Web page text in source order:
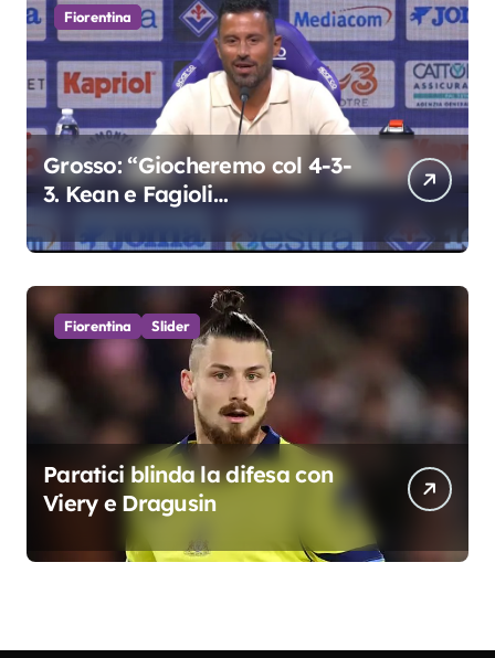
Fiorentina
Grosso: “Giocheremo col 4-3-
3. Kean e Fagioli
colpo”
Fiorentina Slider
Paratici blinda la difesa con
Viery e Dragusin